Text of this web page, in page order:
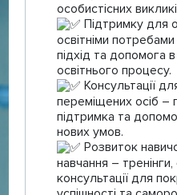
особистісних
Підтримку для
освітніми
підхід та допомога
освітнього процесу.
Консультації
переміщених осіб –
підтримка та
нових умов.
Розвиток
навчання – тренінги,
консультації для